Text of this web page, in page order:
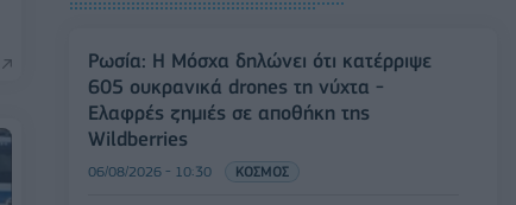
Ρωσία: Η Μόσχα δηλώνει ότι κατέρριψε
605 ουκρανικά drones τη νύχτα -
Ελαφρές ζημιές σε αποθήκη της
Wildberries
06/08/2026 - 10:30 ΚΟΣΜΟΣ